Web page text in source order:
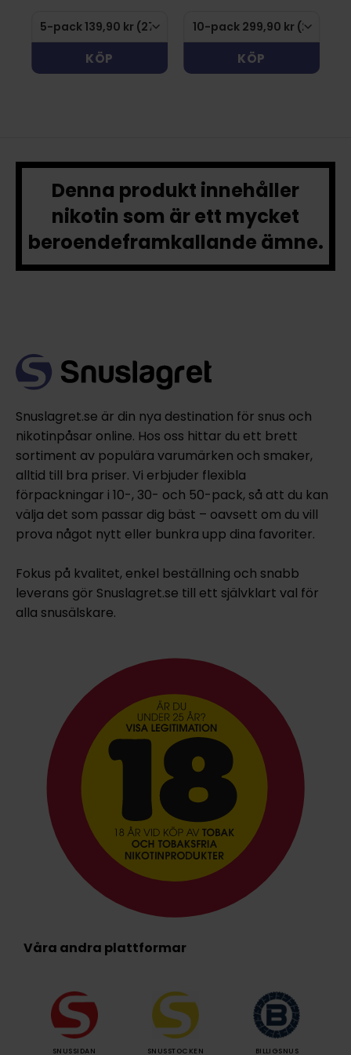
KÖP KÖP
Denna produkt innehåller
nikotin som är ett mycket
beroendeframkallande ämne.
Snuslagret.se är din nya destination för snus och
nikotinpåsar online. Hos oss hittar du ett brett
sortiment av populära varumärken och smaker,
alltid till bra priser. Vi erbjuder flexibla
förpackningar i 10-, 30- och 50-pack, så att du kan
välja det som passar dig bäst – oavsett om du vill
prova något nytt eller bunkra upp dina favoriter.
Fokus på kvalitet, enkel beställning och snabb
leverans gör Snuslagret.se till ett självklart val för
alla snusälskare.
Våra andra plattformar
SNUSSIDAN SNUSSTOCKEN BILLIGSNUS